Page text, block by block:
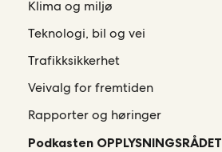
Klima og miljø
Teknologi, bil og vei
Trafikksikkerhet
Veivalg for fremtiden
Rapporter og høringer
Podkasten OPPLYSNINGSRÅDET